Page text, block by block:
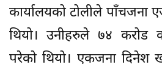
कार्यालयको टोलीले पाँचजना
थियो। उनीहरुले ७४ करोड
परेको थियो। एकजना दिनेश